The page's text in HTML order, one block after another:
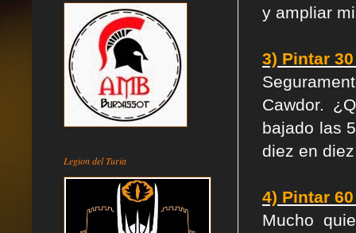
y ampliar
3) Pintar
Cawdor.
bajado las
diez en
4) Pintar
Mucho
Legion del Turia